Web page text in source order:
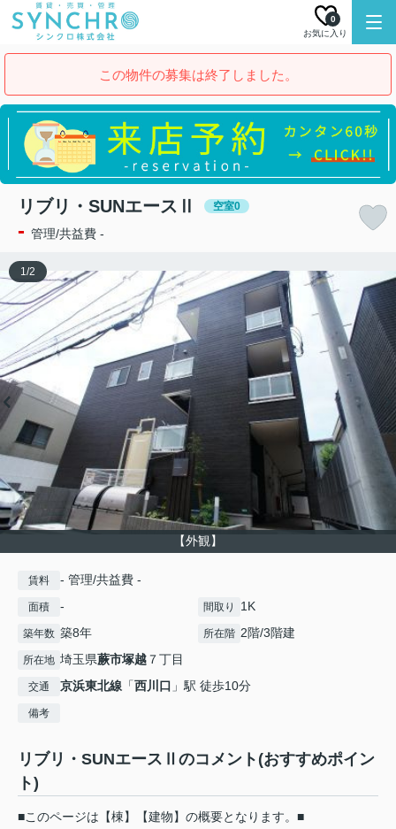
お気に入り
0
この物件の募集は終了しました。
リブリ・SUNエースⅡ 空室0
- 管理/共益費 -
【外観】
1 /2
賃料 - 管理/共益費 -
面積 - 間取り 1K
築年数 築8年 所在階 2階/3階建
所在地 埼玉県蕨市塚越 ７丁目
交通 京浜東北線 「西川口 」駅 徒歩10分
備考
リブリ・SUNエースⅡのコメント(おすすめポイン
ト)
■このページは【棟】【建物】の概要となります。■